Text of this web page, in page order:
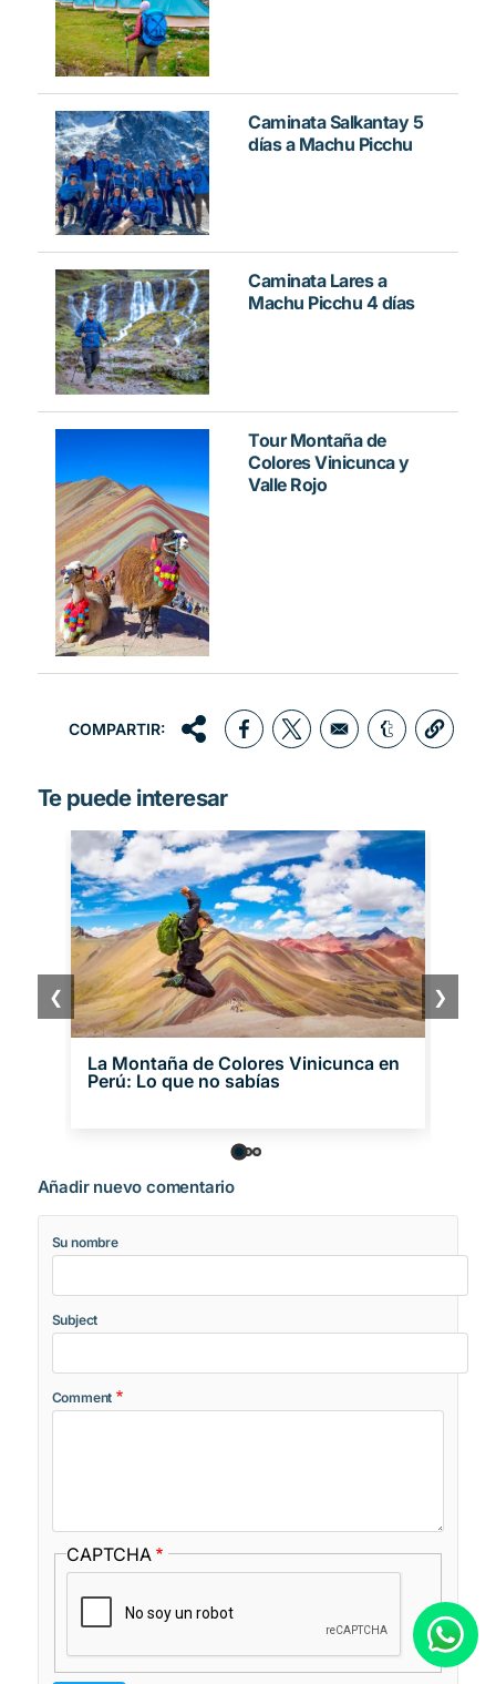
Caminata Salkantay 5
días a Machu Picchu
Caminata Lares a
Machu Picchu 4 días
Tour Montaña de
Colores Vinicunca y
Valle Rojo
COMPARTIR: Opens in a new window
Opens in a new window
Opens in a
Te puede interesar
La Montaña de Colores Vinicunca en
Perú: Lo que no sabías
❮ ❯
Añadir nuevo comentario
Su nombre
Subject
Comment
CAPTCHA